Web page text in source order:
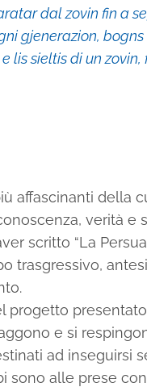
dal zovin fin a
gjenerazion, bogns
lis sieltis di un zovin,
affascinanti della
verità e
scritto “La
trasgressivo,
progetto
e si
ad inseguirsi
sono alle prese